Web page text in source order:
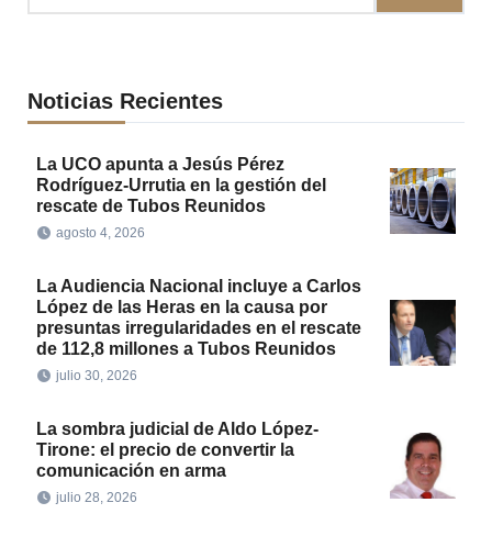
Noticias Recientes
La UCO apunta a Jesús Pérez
Rodríguez-Urrutia en la gestión del
rescate de Tubos Reunidos
agosto 4, 2026
La Audiencia Nacional incluye a Carlos
López de las Heras en la causa por
presuntas irregularidades en el rescate
de 112,8 millones a Tubos Reunidos
julio 30, 2026
La sombra judicial de Aldo López-
Tirone: el precio de convertir la
comunicación en arma
julio 28, 2026